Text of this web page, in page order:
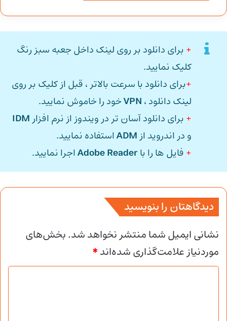
+ برای دانلود بر روی لینک داخل جعبه سبز رنگ
کلیک نمایید.
+برای دانلود با سرعت بالاتر ، قبل از کلیک بر روی
لینک دانلود ، VPNخود را خاموش نمایید.
+ برای دانلود آسان تر در ویندوز از نرم افزار IDM
و در اندروید از ADMاستفاده نمایید.
+ فایل ها را باAdobe Readerاجرا نمایید.
دیدگاهتان را بنویسید
نشانی ایمیل شما منتشر نخواهد شد.بخش‌های
موردنیاز علامت‌گذاری شده‌اند*
د